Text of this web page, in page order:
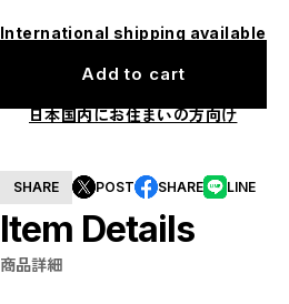
DRESSES / ワンピース
SHOES / スニーカー,ブーツ,サンダル
ACCESORY / ピアス,リング,ネックレス
GOODS / スカーフ,フレグランス , 他...
HOME / 照明
【MEN'S】ITEM LIST
OUTER / コート,ブルゾン,ジャケット
BOTTOMS / ボトムス
International shipping available
Add to cart
日本国内にお住まいの方向け
SHARE POST SHARE LINE
Item Details
商品詳細